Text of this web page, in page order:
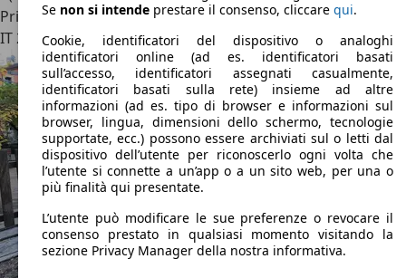
Privato
IT 20136Milano
Se non si intende prestare il consenso, cliccare qui.
Cookie, identificatori del dispositivo o analoghi
identificatori online (ad es. identificatori basati
sull’accesso, identificatori assegnati casualmente,
identificatori basati sulla rete) insieme ad altre
informazioni (ad es. tipo di browser e informazioni sul
browser, lingua, dimensioni dello schermo, tecnologie
supportate, ecc.) possono essere archiviati sul o letti dal
dispositivo dell’utente per riconoscerlo ogni volta che
l’utente si connette a un’app o a un sito web, per una o
più finalità qui presentate.
L’utente può modificare le sue preferenze o revocare il
consenso prestato in qualsiasi momento visitando la
sezione Privacy Manager della nostra informativa.